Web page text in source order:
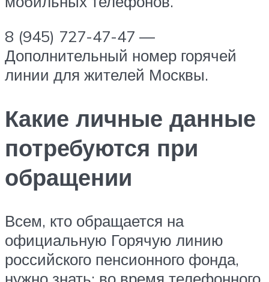
8 (945) 727-47-47 —
Дополнительный номер горячей
линии для жителей Москвы.
Какие личные данные
потребуются при
обращении
Всем, кто обращается на
официальную Горячую линию
российского пенсионного фонда,